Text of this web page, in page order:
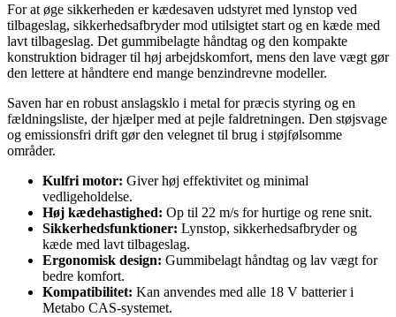
For at øge sikkerheden er kædesaven udstyret med lynstop ved
tilbageslag, sikkerhedsafbryder mod utilsigtet start og en kæde med
lavt tilbageslag. Det gummibelagte håndtag og den kompakte
konstruktion bidrager til høj arbejdskomfort, mens den lave vægt gør
den lettere at håndtere end mange benzindrevne modeller.
Saven har en robust anslagsklo i metal for præcis styring og en
fældningsliste, der hjælper med at pejle faldretningen. Den støjsvage
og emissionsfri drift gør den velegnet til brug i støjfølsomme
områder.
Kulfri motor: Giver høj effektivitet og minimal
vedligeholdelse.
Høj kædehastighed: Op til 22 m/s for hurtige og rene snit.
Sikkerhedsfunktioner: Lynstop, sikkerhedsafbryder og
kæde med lavt tilbageslag.
Ergonomisk design: Gummibelagt håndtag og lav vægt for
bedre komfort.
Kompatibilitet: Kan anvendes med alle 18 V batterier i
Metabo CAS-systemet.